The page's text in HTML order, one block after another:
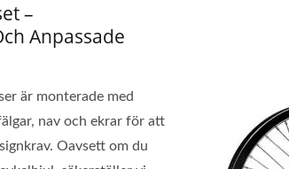
–
Anpassade
är monterade med
nav och ekrar för att
Oavsett om du